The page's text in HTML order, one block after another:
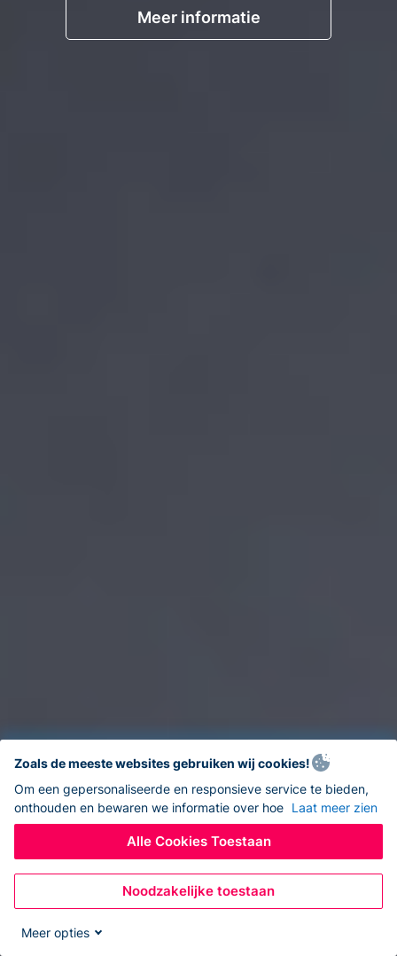
Meer informatie
Zoals de meeste websites gebruiken wij cookies!
Om een gepersonaliseerde en responsieve service te bieden,
onthouden en bewaren we informatie over hoe Laat meer zien
Alle Cookies Toestaan
Noodzakelijke toestaan
Meer opties